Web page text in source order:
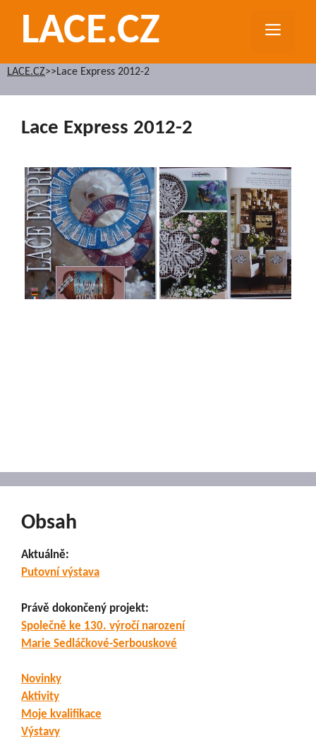
obsahLACE.CZ
LACE.CZ>>Lace Express 2012-2
Lace Express 2012-2
Obsah
Aktuálně:
Putovní výstava
Právě dokončený projekt:
Společně ke 130. výročí narození
Marie Sedláčkové-Serbouskové
Novinky
Aktivity
Moje kvalifikace
Výstavy